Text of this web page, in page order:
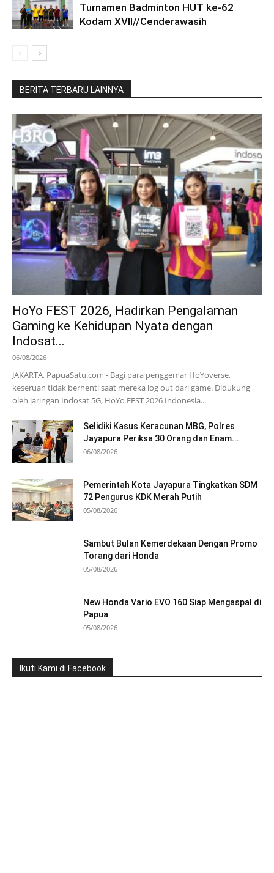
Turnamen Badminton HUT ke-62
Kodam XVII//Cenderawasih
BERITA TERBARU LAINNYA
HoYo FEST 2026, Hadirkan Pengalaman
Gaming ke Kehidupan Nyata dengan
Indosat...
06/08/2026
JAKARTA, PapuaSatu.com - Bagi para penggemar HoYoverse,
keseruan tidak berhenti saat mereka log out dari game. Didukung
oleh jaringan Indosat 5G, HoYo FEST 2026 Indonesia...
Selidiki Kasus Keracunan MBG, Polres
Jayapura Periksa 30 Orang dan Enam...
06/08/2026
Pemerintah Kota Jayapura Tingkatkan SDM
72 Pengurus KDK Merah Putih
05/08/2026
Sambut Bulan Kemerdekaan Dengan Promo
Torang dari Honda
05/08/2026
New Honda Vario EVO 160 Siap Mengaspal di
Papua
05/08/2026
Ikuti Kami di Facebook